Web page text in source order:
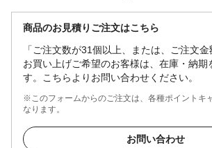
商品のお見積りご注文はこちら
「ご注文数が31個以上、または、ご注文
お買い上げご希望のお客様は、在庫・納期
す。こちらよりお問い合わせください。
※このフォームからのご注文は、各種ポイントキ
なります。
お問い合わせ